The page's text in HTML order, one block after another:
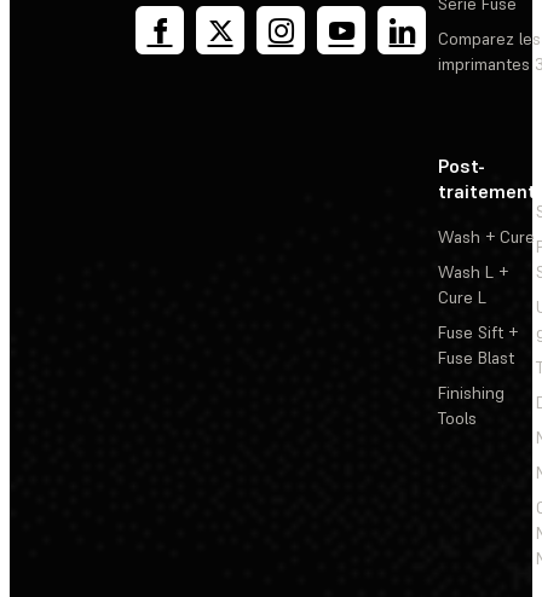
Comparez les
imprimantes
Post-
traitement
Wash + Cure
Wash L +
Cure L
Fuse Sift +
Fuse Blast
Finishing
Tools